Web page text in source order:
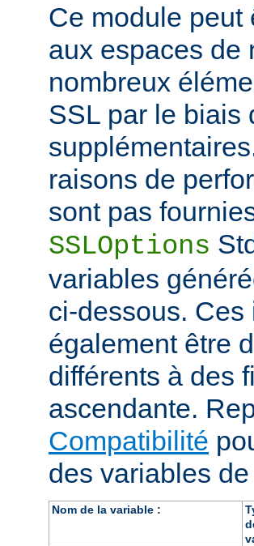
Ce module peut
aux espaces de
nombreux
SSL par le biais
raisons de
sont pas
SSLOptions
variables
ci-dessous.
également être
différents à des
ascendante.
Compatibilité
des variables
Nom de la variable :